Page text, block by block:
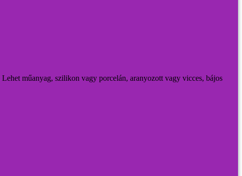
Lehet műanyag, szilikon vagy porcelán, aranyozott vagy vicces, bájos